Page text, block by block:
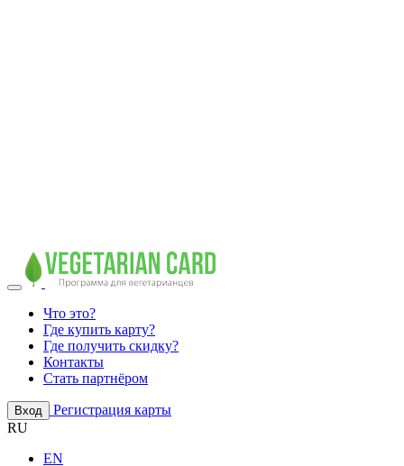
Что это?
Где купить карту?
Где получить скидку?
Контакты
Стать партнёром
Вход
Регистрация карты
RU
EN